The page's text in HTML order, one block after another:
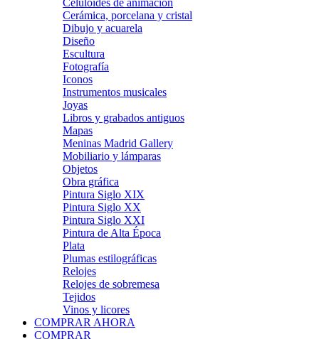
Celuloides de animación
Cerámica, porcelana y cristal
Dibujo y acuarela
Diseño
Escultura
Fotografía
Iconos
Instrumentos musicales
Joyas
Libros y grabados antiguos
Mapas
Meninas Madrid Gallery
Mobiliario y lámparas
Objetos
Obra gráfica
Pintura Siglo XIX
Pintura Siglo XX
Pintura Siglo XXI
Pintura de Alta Época
Plata
Plumas estilográficas
Relojes
Relojes de sobremesa
Tejidos
Vinos y licores
COMPRAR AHORA
COMPRAR